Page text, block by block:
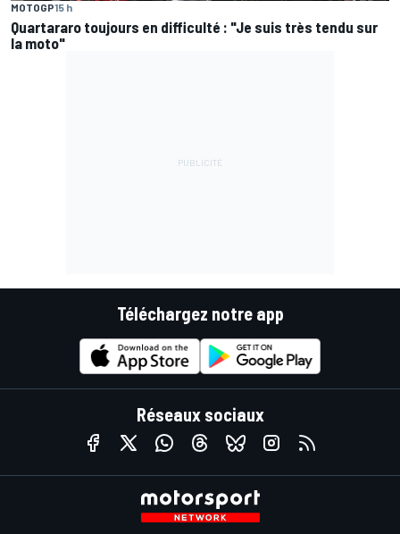
MOTOGP15 h
Quartararo toujours en difficulté : "Je suis très tendu sur
la moto"
Téléchargez notre app
Réseaux sociaux